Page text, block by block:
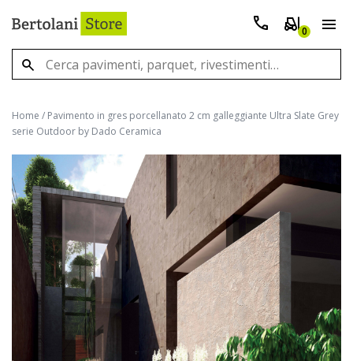
0
Home / Pavimento in gres porcellanato 2 cm galleggiante Ultra Slate Grey
serie Outdoor by Dado Ceramica